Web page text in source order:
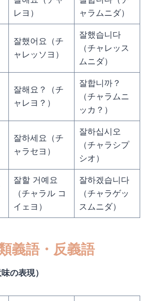
レヨ）
ャラムニダ）
잘했어요（チ
ャレッソヨ）
잘했습니다
（チャレッス
ムニダ）
잘해요？（チ
ャレヨ？）
잘합니까？
（チャラムニ
ッカ？）
잘하세요（チ
ャラセヨ）
잘하십시오
（チャラシプ
シオ）
잘할 거예요
（チャラル コ
イェヨ）
잘하겠습니다
（チャラゲッ
スムニダ）
義語・反義語
の表現）